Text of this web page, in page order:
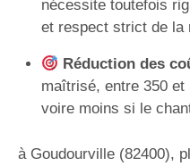
nécessite toutefois
et respect strict de la
Réduction des
maîtrisé, entre 350 et
voire moins si le
à Goudourville (82400),